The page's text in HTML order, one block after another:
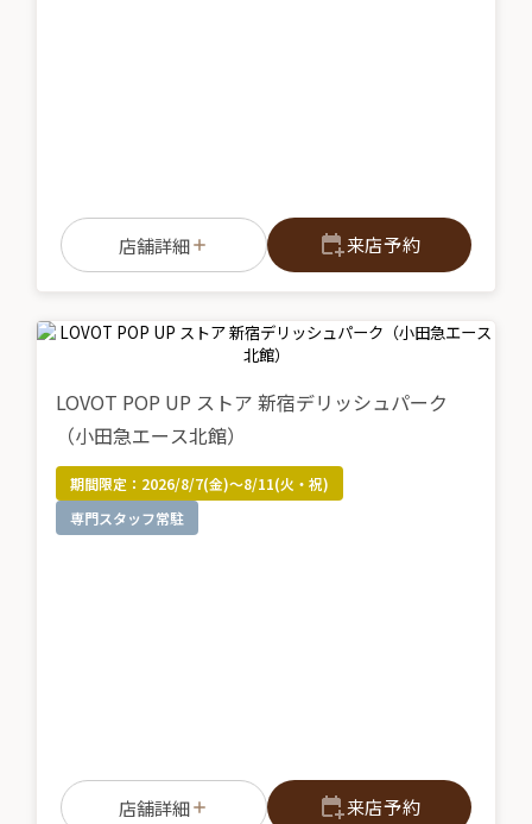
店舗詳細 来店予約
LOVOT POP UP ストア 新宿デリッシュパーク
（小田急エース北館）
期間限定： 2026/8/7(金)～8/11(火・祝)
専門スタッフ常駐
店舗詳細 来店予約